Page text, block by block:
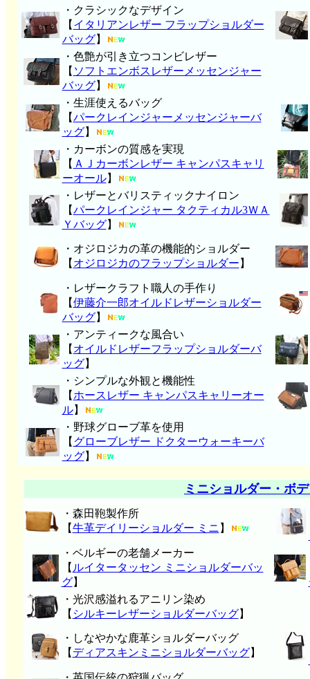
・クラシックなデザイン
【 イタリアンレザー フラップショルダー
バッグ】
・色艶が引き立つコンビレザー
【 ソフトエンボスレザーメッセンジャー
バッグ】
・生涯使えるバッグ
【パークレインジャーメッセンジャーバ
ッグ】
・カーボンの質感を実現
【 ＡＪカーボンレザー キャンパスキャリ
ーオール】
・レザーとバリスティックナイロン
【パークレインジャー タクティカル3ＷＡ
Ｙバッグ】
・オジロジカの革の機能的ショルダー
【 オジロジカのフラップショルダー 】
・レザークラフト職人の手作り
【伊藤介一郎オイルドレザーショルダー
バッグ】
・アンティークな風合い
【 オイルドレザーフラップショルダーバ
ッグ】
・シンプルな外観と機能性
【 ホースレザー キャンパスキャリーオー
ル】
・野球グローブ革を使用
【 グローブレザー ドクターウォーキーバ
ッグ】
ミニショルダー・ボ
・森田鞄製作所
【牛革デイリーショルダー ミニ 】
・ベルギーの老舗メーカー
【 ルイタータッセン ミニショルダーバッ
グ】
・光沢感溢れるアニリン染め
【 シルキーレザーショルダーバッグ】
・しなやかな鹿革ショルダーバッグ
【 ディアスキンミニショルダーバッグ】